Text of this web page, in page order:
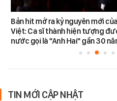
Bản hit mở ra kỷ nguyên mới
Việt: Ca sĩ thành hiện tượng
nước gọi là "Anh Hai" gần 30
TIN MỚI CẬP NHẬT